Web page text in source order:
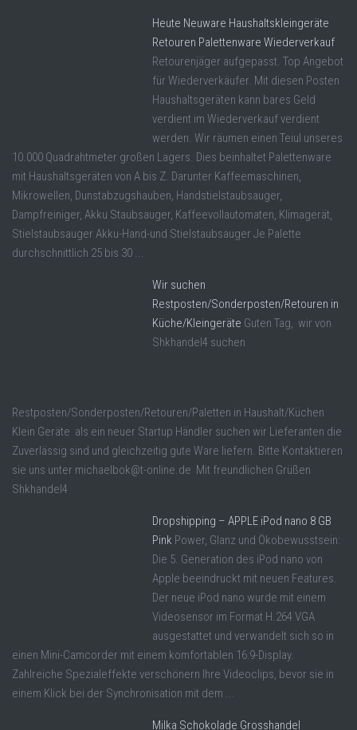
Heute Neuware Haushaltskleingeräte
Retouren Palettenware Wiederverkauf
Retourenjäger aufgepasst. Top Angebot
für Wiederverkäufer. Mit diesen Posten
Haushaltsgeräten kann bares Geld
verdient im Wiederverkauf verdient
werden. Wir räumen einen Teiul unseres
10.000 Quadrahtmeter großen Lagers. Dies beinhaltet Palettenware
mit Haushaltsgeräten von A bis Z. Darunter Kaffeemaschinen,
Mikrowellen, Dunstabzugshauben, Handstielstaubsauger,
Dampfreiniger, Akku Staubsauger, Kaffeevollautomaten, Klimagerät,
Stielstaubsauger Akku-Hand-und Stielstaubsauger Je Palette
durchschnittlich 25 bis 30 ...
Wir suchen
Restposten/Sonderposten/Retouren in
Küche/Kleingeräte Guten Tag, wir von
Shkhandel4 suchen
Restposten/Sonderposten/Retouren/Paletten in Haushalt/Küchen
Klein Geräte als ein neuer Startup Händler suchen wir Lieferanten die
Zuverlässig sind und gleichzeitig gute Ware liefern. Bitte Kontaktieren
sie uns unter michaelbok@t-online.de Mit freundlichen Grüßen
Shkhandel4
Dropshipping – APPLE iPod nano 8 GB
Pink Power, Glanz und Ökobewusstsein:
Die 5. Generation des iPod nano von
Apple beeindruckt mit neuen Features.
Der neue iPod nano wurde mit einem
Videosensor im Format H.264 VGA
ausgestattet und verwandelt sich so in
einen Mini-Camcorder mit einem komfortablen 16:9-Display.
Zahlreiche Spezialeffekte verschönern Ihre Videoclips, bevor sie in
einem Klick bei der Synchronisation mit dem ...
Milka Schokolade Grosshandel